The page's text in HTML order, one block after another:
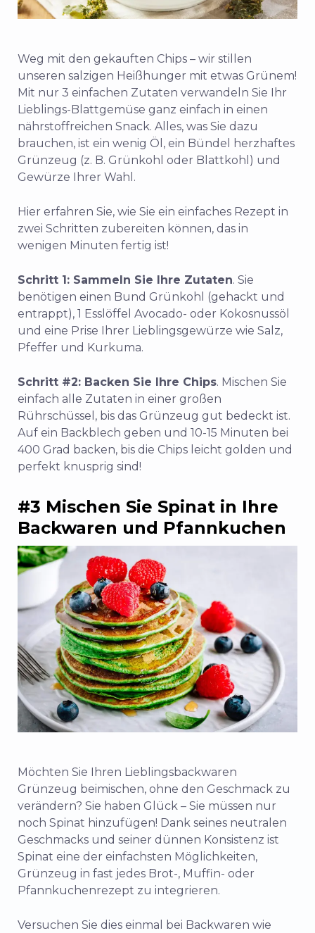
Weg mit den gekauften Chips – wir stillen
unseren salzigen Heißhunger mit etwas Grünem!
Mit nur 3 einfachen Zutaten verwandeln Sie Ihr
Lieblings-Blattgemüse ganz einfach in einen
nährstoffreichen Snack. Alles, was Sie dazu
brauchen, ist ein wenig Öl, ein Bündel herzhaftes
Grünzeug (z. B. Grünkohl oder Blattkohl) und
Gewürze Ihrer Wahl.
Hier erfahren Sie, wie Sie ein einfaches Rezept in
zwei Schritten zubereiten können, das in
wenigen Minuten fertig ist!
Schritt 1: Sammeln Sie Ihre Zutaten. Sie
benötigen einen Bund Grünkohl (gehackt und
entrappt), 1 Esslöffel Avocado- oder Kokosnussöl
und eine Prise Ihrer Lieblingsgewürze wie Salz,
Pfeffer und Kurkuma.
Schritt #2: Backen Sie Ihre Chips. Mischen Sie
einfach alle Zutaten in einer großen
Rührschüssel, bis das Grünzeug gut bedeckt ist.
Auf ein Backblech geben und 10-15 Minuten bei
400 Grad backen, bis die Chips leicht golden und
perfekt knusprig sind!
#3 Mischen Sie Spinat in Ihre
Backwaren und Pfannkuchen
Möchten Sie Ihren Lieblingsbackwaren
Grünzeug beimischen, ohne den Geschmack zu
verändern? Sie haben Glück – Sie müssen nur
noch Spinat hinzufügen! Dank seines neutralen
Geschmacks und seiner dünnen Konsistenz ist
Spinat eine der einfachsten Möglichkeiten,
Grünzeug in fast jedes Brot-, Muffin- oder
Pfannkuchenrezept zu integrieren.
Versuchen Sie dies einmal bei Backwaren wie